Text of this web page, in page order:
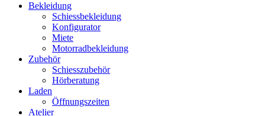
Bekleidung
Schiessbekleidung
Konfigurator
Miete
Motorradbekleidung
Zubehör
Schiesszubehör
Hörberatung
Laden
Öffnungszeiten
Atelier